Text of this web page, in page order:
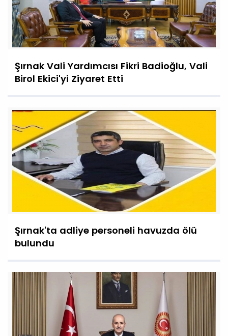
Şırnak Vali Yardımcısı Fikri Badioğlu, Vali
Birol Ekici'yi Ziyaret Etti
Şırnak'ta adliye personeli havuzda ölü
bulundu